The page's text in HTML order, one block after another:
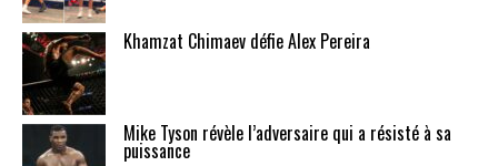
Khamzat Chimaev défie Alex Pereira
Mike Tyson révèle l’adversaire qui a résisté à sa
puissance